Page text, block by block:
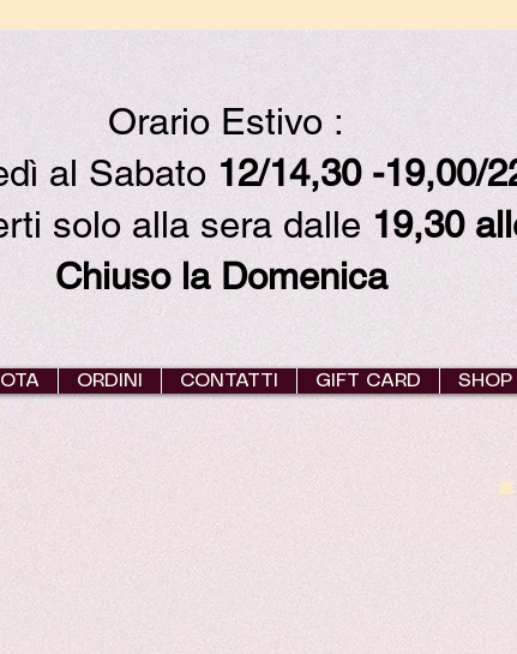
Orario Estivo :
al Sabato 12/14,30 -19,00/
solo alla sera dalle 19,30
Chiuso la Domenica
ORDINI CONTATTI GIFT CARD SHOP